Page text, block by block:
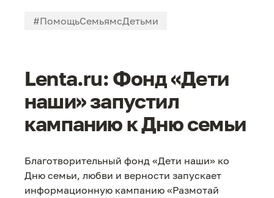
#ПомощьСемьямсДетьми
Lenta.ru: Фонд «Дети
наши» запустил
кампанию к Дню семьи
Благотворительный фонд «Дети наши» ко
Дню семьи, любви и верности запускает
информационную кампанию «Размотай